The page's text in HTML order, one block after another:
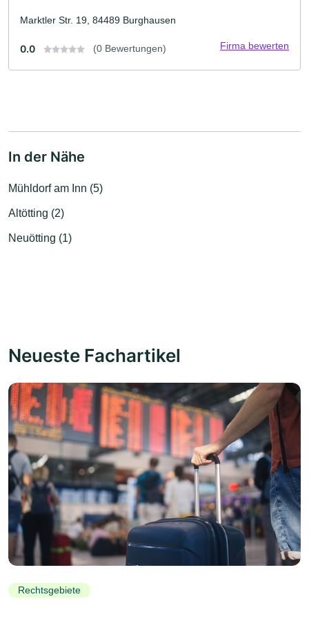
Marktler Str. 19, 84489 Burghausen
0.0 (0 Bewertungen) Firma bewerten
In der Nähe
Mühldorf am Inn (5)
Altötting (2)
Neuötting (1)
Neueste Fachartikel
Rechtsgebiete